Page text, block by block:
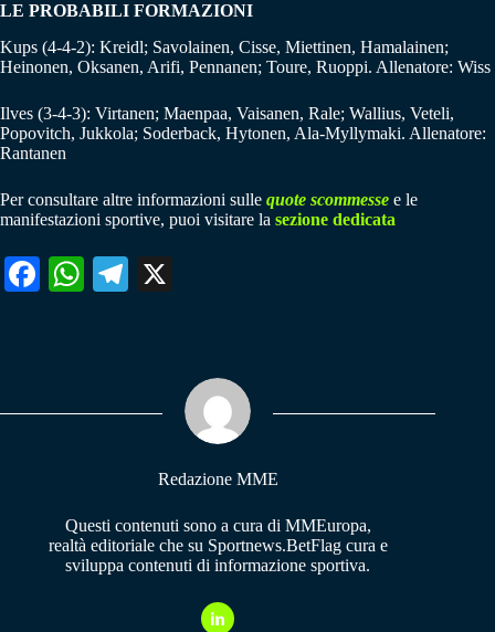
LE PROBABILI FORMAZIONI
Kups (4-4-2): Kreidl; Savolainen, Cisse, Miettinen, Hamalainen;
Heinonen, Oksanen, Arifi, Pennanen; Toure, Ruoppi. Allenatore: Wiss
Ilves (3-4-3): Virtanen; Maenpaa, Vaisanen, Rale; Wallius, Veteli,
Popovitch, Jukkola; Soderback, Hytonen, Ala-Myllymaki. Allenatore:
Rantanen
Per consultare altre informazioni sulle quote scommesse e le
manifestazioni sportive, puoi visitare la sezione dedicata
Fa W
pp
Te
m
Redazione MME
Questi contenuti sono a cura di MMEuropa,
realtà editoriale che su Sportnews.BetFlag cura e
sviluppa contenuti di informazione sportiva.